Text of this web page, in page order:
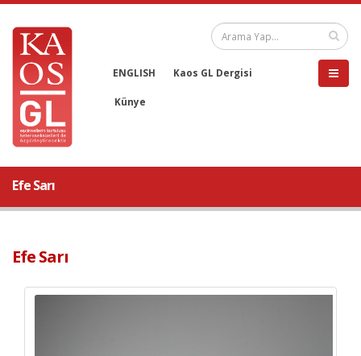
ENGLISH Kaos GL Dergisi
Künye
Efe Sarı
Efe Sarı